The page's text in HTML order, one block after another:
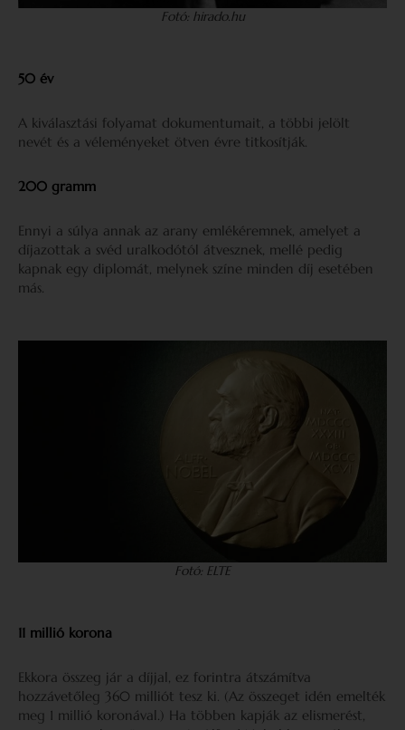
Fotó: hirado.hu
50 év
A kiválasztási folyamat dokumentumait, a többi jelölt
nevét és a véleményeket ötven évre titkosítják.
200 gramm
Ennyi a súlya annak az arany emlékéremnek, amelyet a
díjazottak a svéd uralkodótól átvesznek, mellé pedig
kapnak egy diplomát, melynek színe minden díj esetében
más.
Fotó: ELTE
11 millió korona
Ekkora összeg jár a díjjal, ez forintra átszámítva
hozzávetőleg 360 milliót tesz ki. (Az összeget idén emelték
meg 1 millió koronával.) Ha többen kapják az elismerést,